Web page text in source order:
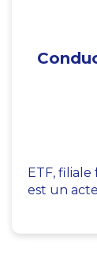
ETF,
est un